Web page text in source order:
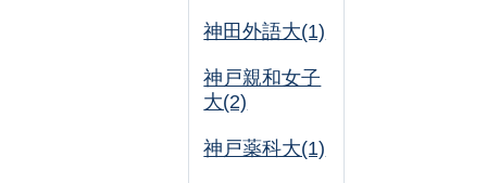
神田外語大(1)
神戸親和女子
大(2)
神戸薬科大(1)